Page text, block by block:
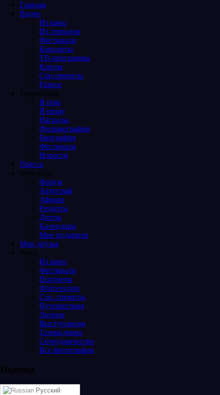
Главная
Видео
Из кино
Из сериалов
Фестивали
Концерты
ТВ-программы
Клипы
Соц.проекты
Разное
Творчество
Я пою
Я пишу
Награды
Фильмография
Биография
Фестивали
Новости
Пресса
Фан-зона
Форум
Автограф
Афиши
Рецепты
Диеты
Календари
Мне подарили
Мои друзья
Фото
Из кино
Фестивали
Портреты
Фотосессии
Соц. проекты
Путешествия
Личное
Выступления
Телевидение
Сотрудничество
Все фотографии
Перевод
Русский